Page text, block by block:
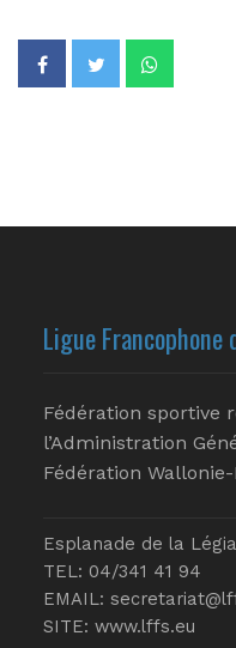
Ligue Francophone
Fédération sportive
l’Administration
Fédération
Esplanade de la
TEL: 04/341 41 94
EMAIL:
SITE: www.lffs.eu